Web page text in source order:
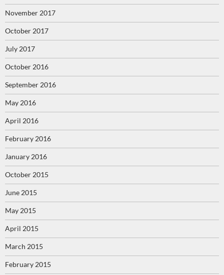
November 2017
October 2017
July 2017
October 2016
September 2016
May 2016
April 2016
February 2016
January 2016
October 2015
June 2015
May 2015
April 2015
March 2015
February 2015